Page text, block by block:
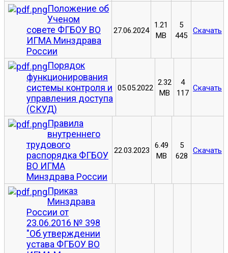
Положение об
Ученом
совете ФГБОУ ВО
ИГМА Минздрава
России
27.06.2024
1.21
MB
5
445
Скачать
Порядок
функционирования
системы контроля и
управления доступа
(СКУД)
05.05.2022
2.32
MB
4
117
Скачать
Правила
внутреннего
трудового
распорядка ФГБОУ
ВО ИГМА
Минздрава России
22.03.2023
6.49
MB
5
628
Скачать
Приказ
Минздрава
России от
23.06.2016 № 398
"Об утверждении
устава ФГБОУ ВО